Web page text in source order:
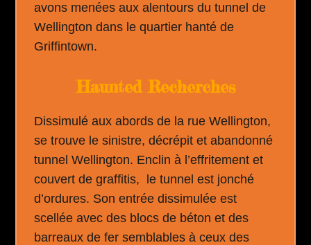
avons menées aux alentours du tunnel de
Wellington dans le quartier hanté de
Griffintown.
Haunted Recherches
Dissimulé aux abords de la rue Wellington,
se trouve le sinistre, décrépit et abandonné
tunnel Wellington. Enclin à l’effritement et
couvert de graffitis, le tunnel est jonché
d’ordures. Son entrée dissimulée est
scellée avec des blocs de béton et des
barreaux de fer semblables à ceux des